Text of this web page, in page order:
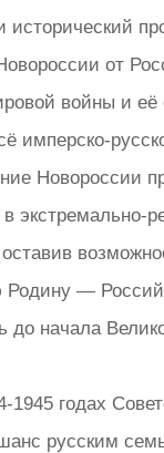
исторический
от
войны и её
имперско-
Новороссии
экстремально-
Родину —
начала
1945 годах
русским